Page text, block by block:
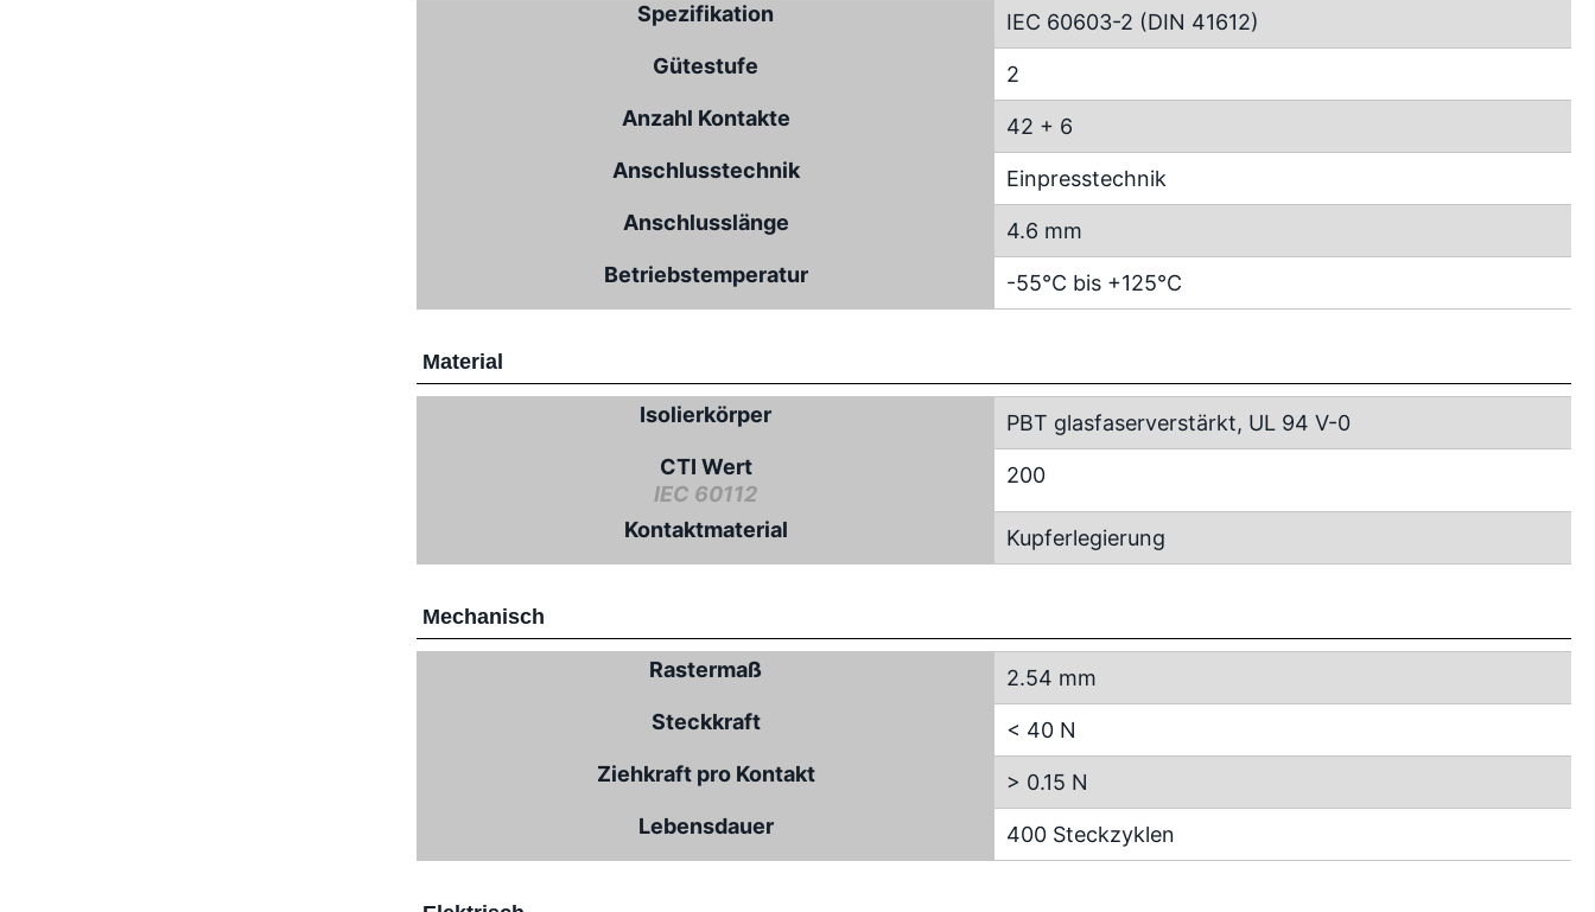
Spezifikation
IEC 60603-2 (DIN 41612)
Gütestufe
2
Anzahl Kontakte
42 + 6
Anschlusstechnik
Einpresstechnik
Anschlusslänge
4.6 mm
Betriebstemperatur
-55°C bis +125°C
Material
Isolierkörper
PBT glasfaserverstärkt, UL 94 V-0
CTI Wert
IEC 60112
200
Kontaktmaterial Kupferlegierung
Mechanisch
Rastermaß
2.54 mm
Steckkraft
< 40 N
Ziehkraft pro Kontakt
> 0.15 N
Lebensdauer
400 Steckzyklen